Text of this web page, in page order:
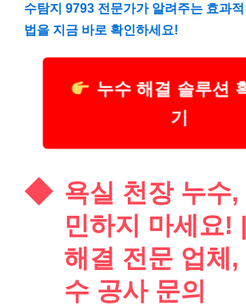
수탐지 9793 전문가가 알려주는 효과
법을 지금 바로 확인하세요!
누수 해결 솔루션
기
욕실 천장 누수
민하지 마세요!
해결 전문 업체
수 공사 문의